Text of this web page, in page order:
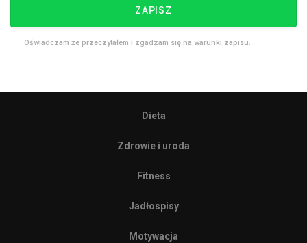
ZAPISZ
Oświadczam że przeczytałem i zgadzam się na warunki zapisu.
Dieta
Zdrowie i uroda
Fitness
Jadłospisy
Motywacja